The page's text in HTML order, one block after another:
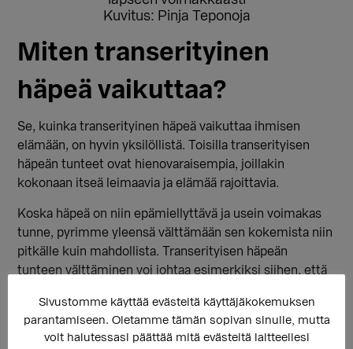
Kuvitus: Pinja Teponoja
Miten transerityinen
häpeä vaikuttaa?
Se, kuinka transerityinen häpeä vaikuttaa ihmisen
elämään, on hyvin yksilöllistä. Toisilla transerityisen
häpeän tunteet ovat hienovaraisempia, joillakin
kokonaan itseä leimaavia ja elämää rajoittavia.
Koska häpeä on niin epämiellyttävä ja usein voimakas
tunne, pyrimme yleensä välttämään sen kokemista niin
pitkälle kuin mahdollista. Transerityisen häpeän
tunteen välttäminen voi johtaa esimerkiksi siihen, että
Äärimmillään tämä kieltäminen voi saada aikaan
massiivista välttelyä: kaikki, mikä voisi nostaa tunteita
omasta feminiinisyydestä tai maskuliinisuudesta tai
Sivustomme käyttää evästeitä käyttäjäkokemuksen
parantamiseen. Oletamme tämän sopivan sinulle, mutta
voit halutessasi päättää mitä evästeitä laitteellesi